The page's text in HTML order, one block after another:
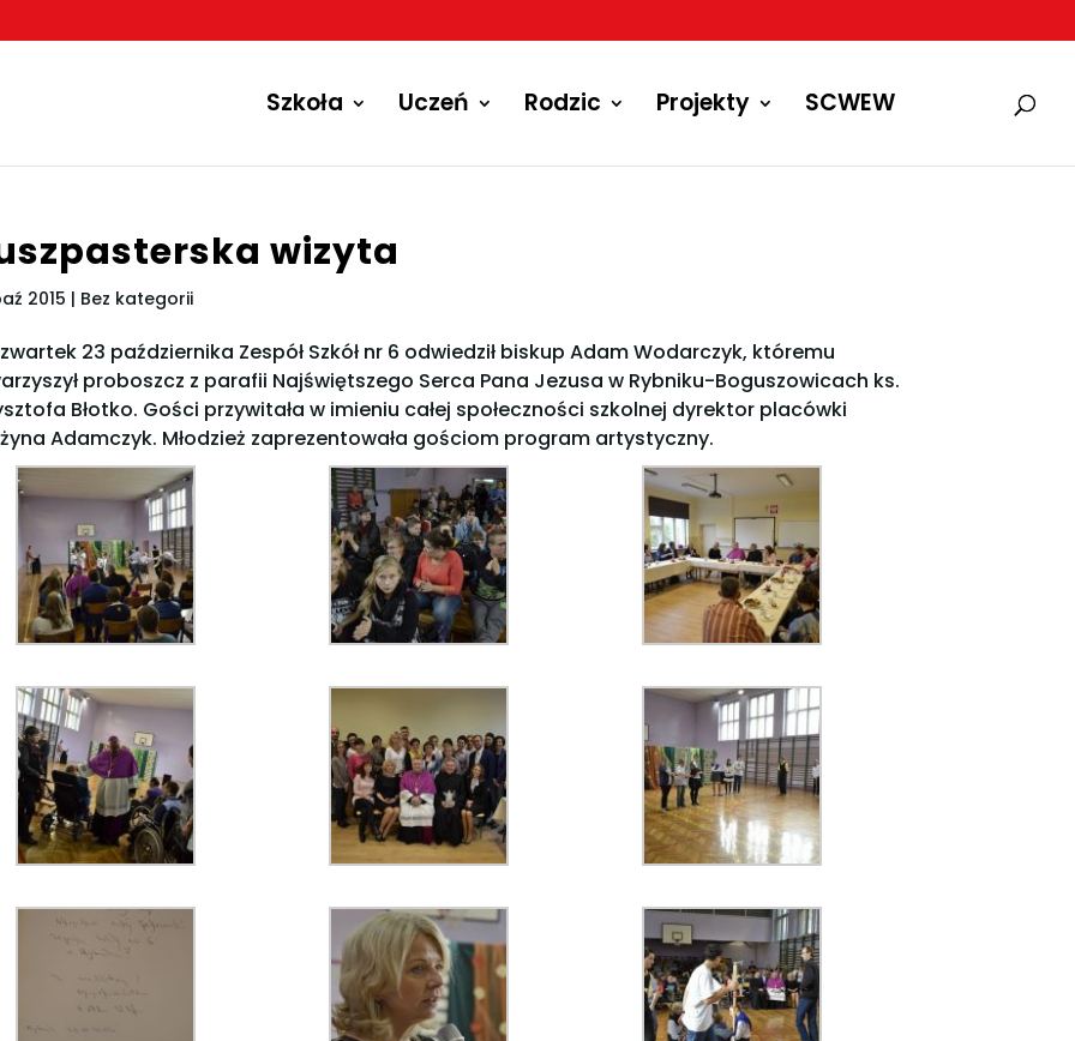
Szkoła Uczeń Rodzic Projekty SCWEW
wizyta
2015 | Bez kategorii
23 października Zespół Szkół nr 6 odwiedził biskup Adam Wodarczyk, któremu
proboszcz z parafii Najświętszego Serca Pana Jezusa w Rybniku-Boguszowicach ks.
Błotko. Gości przywitała w imieniu całej społeczności szkolnej dyrektor placówki
Adamczyk. Młodzież zaprezentowała gościom program artystyczny.